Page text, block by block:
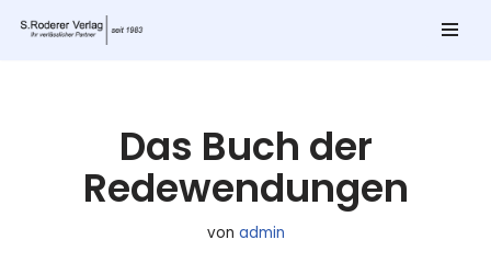
Das Buch der
Redewendungen
von admin